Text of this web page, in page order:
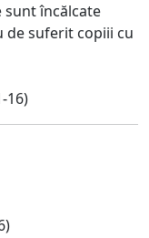
sunt încălcate
de suferit copiii cu
16)